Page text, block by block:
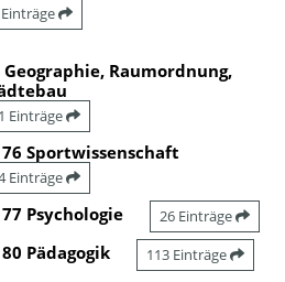
Geographie, Raumordnung,
Einträge
76 Sportwissenschaft
Einträge
77 Psychologie 26 Einträge
80 Pädagogik 113 Einträge